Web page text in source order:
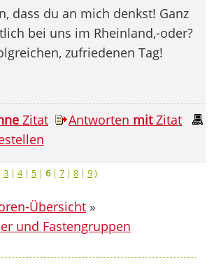
dass du an mich denkst! Ganz
bei uns im Rheinland,-oder?
zufriedenen Tag!
Zitat Antworten mitZitat
3 | 4| 5 | 6| 7 | 8 | 9)
Übersicht »
und Fastengruppen